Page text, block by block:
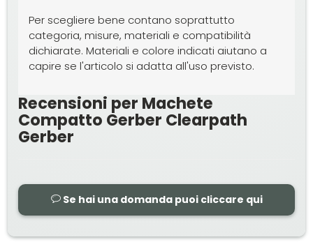
Per scegliere bene contano soprattutto
categoria, misure, materiali e compatibilità
dichiarate. Materiali e colore indicati aiutano a
capire se l'articolo si adatta all'uso previsto.
Recensioni per Machete
Compatto Gerber Clearpath
Gerber
Se hai una domanda puoi cliccare qui